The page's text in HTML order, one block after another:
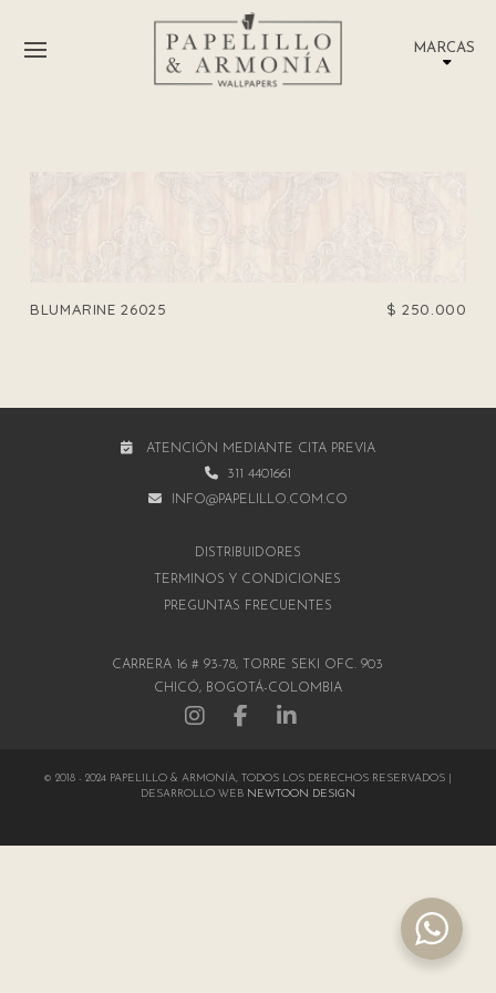
MARCAS
BLUMARINE 26025 $ 250.000
ATENCIÓN MEDIANTE CITA PREVIA
311 4401661
INFO@PAPELILLO.COM.CO
DISTRIBUIDORES
TÉRMINOS Y CONDICIONES
PREGUNTAS FRECUENTES
CARRERA 16 # 93-78, TORRE SEKI OFC. 903
CHICÓ, BOGOTÁ-COLOMBIA
© 2018 - 2024 PAPELILLO & ARMONÍA, TODOS LOS DERECHOS RESERVADOS |
DESARROLLO WEB NEWTOON DESIGN